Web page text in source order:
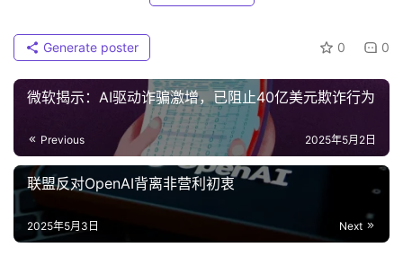
0 0
Generate poster
微软揭示：AI驱动诈骗激增，已阻止40亿美元欺诈行为
Previous 2025年5月2日
联盟反对OpenAI背离非营利初衷
Next
2025年5月3日